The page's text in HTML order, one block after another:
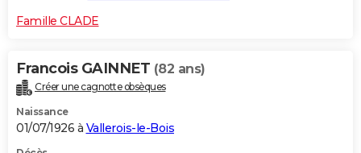
Famille CLADE
Francois GAINNET (82 ans)
Créer une cagnotte obsèques
Naissance
01/07/1926 à Vallerois-le-Bois